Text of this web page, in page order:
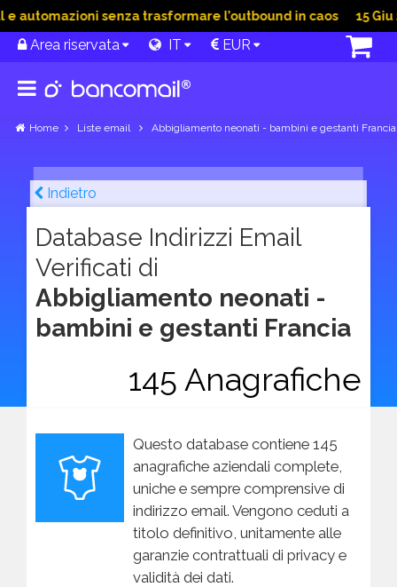
senza trasformare l’outbound in caos 15 Giu
Area riservata IT EUR
Home Liste email Abbigliamento neonati - bambini e gestanti Francia
Indietro
Database Indirizzi Email
Verificati di
Abbigliamento neonati -
bambini e gestanti Francia
145 Anagrafiche
Questo database contiene 145
anagrafiche aziendali complete,
uniche e sempre comprensive di
indirizzo email. Vengono ceduti a
titolo definitivo, unitamente alle
garanzie contrattuali di privacy e
validità dei dati.